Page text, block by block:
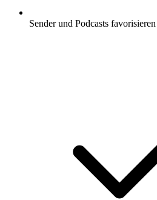
Sender und Podcasts favorisieren